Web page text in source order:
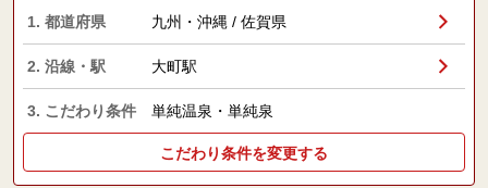
1. 都道府県 九州・沖縄 / 佐賀県
2. 沿線・駅 大町駅
3. こだわり条件 単純温泉・単純泉
こだわり条件を変更する